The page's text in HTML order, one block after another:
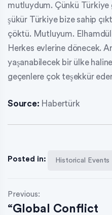
mutluydum. Çünkü
şükür Türkiye bize sahip
çöktü. Mutluyum.
Herkes evlerine dönecek.
yaşanabilecek bir ülke
geçenlere çok teşekkür
Source: Habertürk
Posted in: Historical Events
Previous:
“Global Conflict